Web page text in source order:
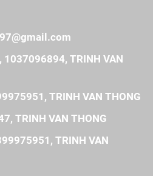
TRINH VAN
TRINH VAN THONG
TRINH VAN THONG
TRINH VAN